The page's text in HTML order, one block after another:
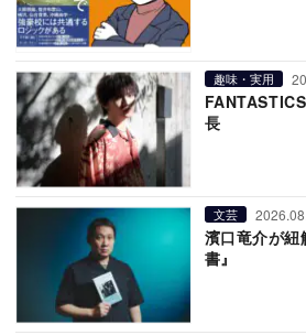
趣味・実用
長
文芸
濱口竜介が
書』